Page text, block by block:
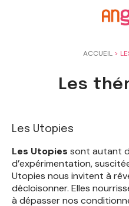
ACCUEIL >
Les
Les Utopies
Les Utopies sont autant
d’expérimentation,
Utopies nous invitent à
décloisonner. Elles
à dépasser nos